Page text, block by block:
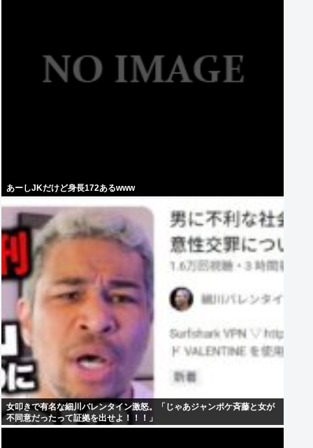
あーしJKだけど身長172あるwww
女叩きで有名な細川バレンタイン激怒。「じゃあジャンポケ斉藤と女が
不同意だったって証拠を出せよ！！！」